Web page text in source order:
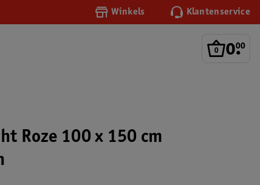
Winkels Klantenservice
0.
00
Roze 100 x 150 cm